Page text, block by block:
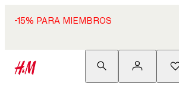
-15% PARA MIEMBROS